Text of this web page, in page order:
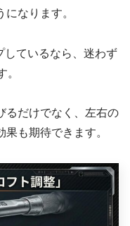
なります。
しているなら、迷わず
。
るだけでなく、左右の
も期待できます。